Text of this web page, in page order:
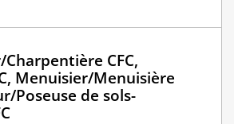
CFC,
Menuisier/Menuisière
Poseuse de sols-